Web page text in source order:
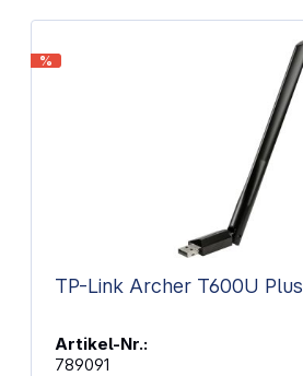
%
TP-Link Archer T600U Plus
Artikel-Nr.:
789091